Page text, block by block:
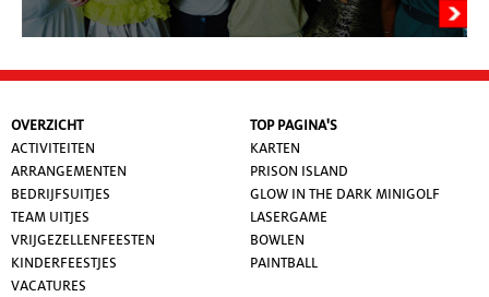
OVERZICHT
ACTIVITEITEN
ARRANGEMENTEN
BEDRIJFSUITJES
TEAM UITJES
VRIJGEZELLENFEESTEN
KINDERFEESTJES
VACATURES
TOP PAGINA'S
KARTEN
PRISON ISLAND
GLOW IN THE DARK MINIGOLF
LASERGAME
BOWLEN
PAINTBALL